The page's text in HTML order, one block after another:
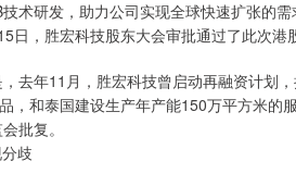
术研发，助力公司实现全球快速扩张的
日，胜宏科技股东大会审批通过了此次港
去年11月，胜宏科技曾启动再融资计划
，和泰国建设生产年产能150万平方米的
批复。
歧